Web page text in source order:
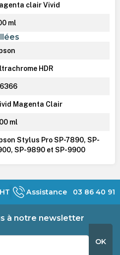
clair Vivid
ml
HDR
Magenta Clair
ml
Stylus Pro SP-7890, SP-
SP-9890 et SP-9900
Assistance 03 86 40 91
à notre newsletter
OK